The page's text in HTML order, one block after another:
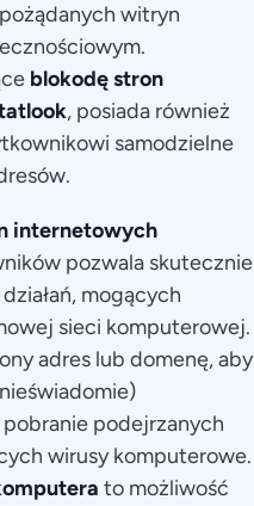
witryn
blokodę stron
, posiada również
samodzielne
internetowych
pozwala skutecznie
mogących
sieci komputerowej.
adres lub domenę, aby
podejrzanych
wirusy komputerowe.
to możliwość